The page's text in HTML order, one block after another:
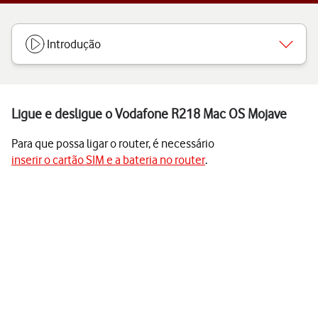
Introdução
Ligue e desligue o Vodafone R218 Mac OS Mojave
Para que possa ligar o router, é necessário
inserir o cartão SIM e a bateria no router.